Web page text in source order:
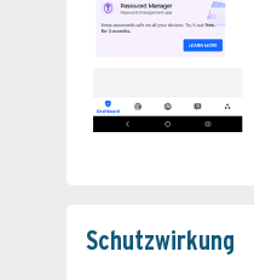
Schutz­wirkung